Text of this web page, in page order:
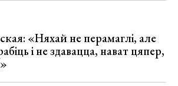
«Няхай не перамаглі, але
і не здавацца, нават цяпер,